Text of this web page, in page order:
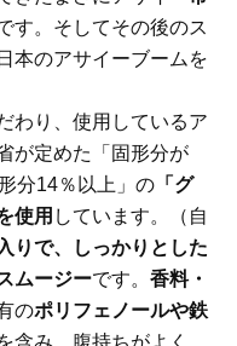
す。そしてその後のス
本のアサイーブームを
わり、使用しているア
が定めた「固形分が
分14％以上」の「グ
使用 しています。（自
りで、しっかりとした
ムージーです。 香料・
のポリフェノールや鉄
含み、腹持ちがよく